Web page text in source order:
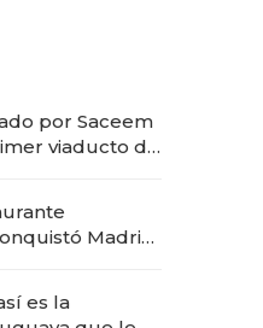
por Saceem
viaducto de
Madrid:
apertura
es la